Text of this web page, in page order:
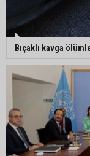
Bıçaklı kavga